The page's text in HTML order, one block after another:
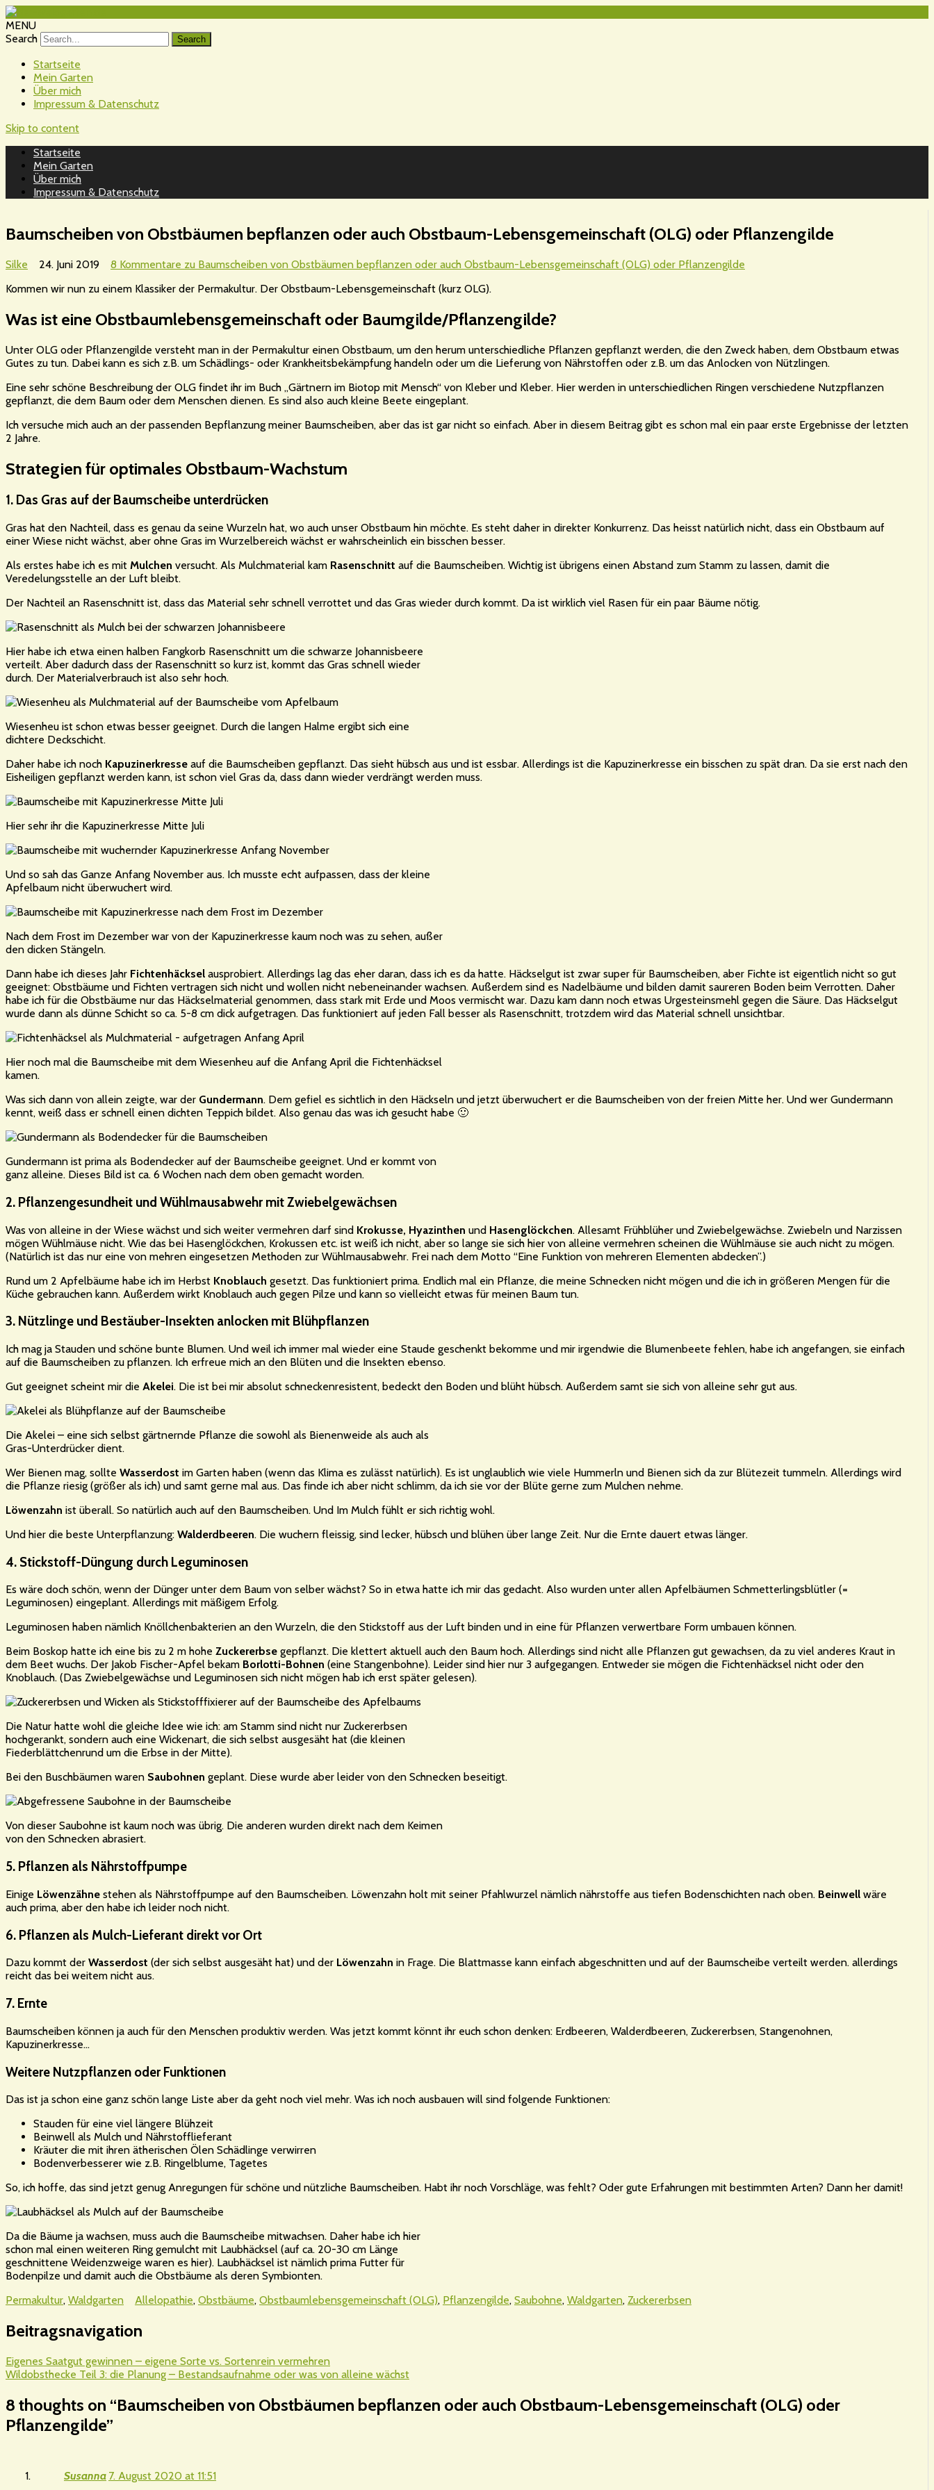
MENU
Search
Startseite
Mein Garten
Über mich
Impressum & Datenschutz
Skip to content
Startseite
Mein Garten
Über mich
Impressum & Datenschutz
Baumscheiben von Obstbäumen bepflanzen oder auch Obstbaum-Lebensgemeinschaft (OLG) oder Pflanzengilde
Silke 24. Juni 2019 8 Kommentare zu Baumscheiben von Obstbäumen bepflanzen oder auch Obstbaum-Lebensgemeinschaft (OLG) oder Pflanzengilde
Kommen wir nun zu einem Klassiker der Permakultur. Der Obstbaum-Lebensgemeinschaft (kurz OLG).
Was ist eine Obstbaumlebensgemeinschaft oder Baumgilde/Pflanzengilde?
Unter OLG oder Pflanzengilde versteht man in der Permakultur einen Obstbaum, um den herum unterschiedliche Pflanzen gepflanzt werden, die den Zweck haben, dem Obstbaum etwas
Gutes zu tun. Dabei kann es sich z.B. um Schädlings- oder Krankheitsbekämpfung handeln oder um die Lieferung von Nährstoffen oder z.B. um das Anlocken von Nützlingen.
Eine sehr schöne Beschreibung der OLG findet ihr im Buch „Gärtnern im Biotop mit Mensch“ von Kleber und Kleber. Hier werden in unterschiedlichen Ringen verschiedene Nutzpflanzen
gepflanzt, die dem Baum oder dem Menschen dienen. Es sind also auch kleine Beete eingeplant.
Ich versuche mich auch an der passenden Bepflanzung meiner Baumscheiben, aber das ist gar nicht so einfach. Aber in diesem Beitrag gibt es schon mal ein paar erste Ergebnisse der letzten
2 Jahre.
Strategien für optimales Obstbaum-Wachstum
1. Das Gras auf der Baumscheibe unterdrücken
Gras hat den Nachteil, dass es genau da seine Wurzeln hat, wo auch unser Obstbaum hin möchte. Es steht daher in direkter Konkurrenz. Das heisst natürlich nicht, dass ein Obstbaum auf
einer Wiese nicht wächst, aber ohne Gras im Wurzelbereich wächst er wahrscheinlich ein bisschen besser.
Als erstes habe ich es mit Mulchen versucht. Als Mulchmaterial kam Rasenschnitt auf die Baumscheiben. Wichtig ist übrigens einen Abstand zum Stamm zu lassen, damit die
Veredelungsstelle an der Luft bleibt.
Der Nachteil an Rasenschnitt ist, dass das Material sehr schnell verrottet und das Gras wieder durch kommt. Da ist wirklich viel Rasen für ein paar Bäume nötig.
Hier habe ich etwa einen halben Fangkorb Rasenschnitt um die schwarze Johannisbeere
verteilt. Aber dadurch dass der Rasenschnitt so kurz ist, kommt das Gras schnell wieder
durch. Der Materialverbrauch ist also sehr hoch.
Wiesenheu ist schon etwas besser geeignet. Durch die langen Halme ergibt sich eine
dichtere Deckschicht.
Daher habe ich noch Kapuzinerkresse auf die Baumscheiben gepflanzt. Das sieht hübsch aus und ist essbar. Allerdings ist die Kapuzinerkresse ein bisschen zu spät dran. Da sie erst nach den
Eisheiligen gepflanzt werden kann, ist schon viel Gras da, dass dann wieder verdrängt werden muss.
Hier sehr ihr die Kapuzinerkresse Mitte Juli
Und so sah das Ganze Anfang November aus. Ich musste echt aufpassen, dass der kleine
Apfelbaum nicht überwuchert wird.
Nach dem Frost im Dezember war von der Kapuzinerkresse kaum noch was zu sehen, außer
den dicken Stängeln.
Dann habe ich dieses Jahr Fichtenhäcksel ausprobiert. Allerdings lag das eher daran, dass ich es da hatte. Häckselgut ist zwar super für Baumscheiben, aber Fichte ist eigentlich nicht so gut
geeignet: Obstbäume und Fichten vertragen sich nicht und wollen nicht nebeneinander wachsen. Außerdem sind es Nadelbäume und bilden damit saureren Boden beim Verrotten. Daher
habe ich für die Obstbäume nur das Häckselmaterial genommen, dass stark mit Erde und Moos vermischt war. Dazu kam dann noch etwas Urgesteinsmehl gegen die Säure. Das Häckselgut
wurde dann als dünne Schicht so ca. 5-8 cm dick aufgetragen. Das funktioniert auf jeden Fall besser als Rasenschnitt, trotzdem wird das Material schnell unsichtbar.
Hier noch mal die Baumscheibe mit dem Wiesenheu auf die Anfang April die Fichtenhäcksel
kamen.
Was sich dann von allein zeigte, war der Gundermann. Dem gefiel es sichtlich in den Häckseln und jetzt überwuchert er die Baumscheiben von der freien Mitte her. Und wer Gundermann
kennt, weiß dass er schnell einen dichten Teppich bildet. Also genau das was ich gesucht habe 🙂
Gundermann ist prima als Bodendecker auf der Baumscheibe geeignet. Und er kommt von
ganz alleine. Dieses Bild ist ca. 6 Wochen nach dem oben gemacht worden.
2. Pflanzengesundheit und Wühlmausabwehr mit Zwiebelgewächsen
Was von alleine in der Wiese wächst und sich weiter vermehren darf sind Krokusse, Hyazinthen und Hasenglöckchen. Allesamt Frühblüher und Zwiebelgewächse. Zwiebeln und Narzissen
mögen Wühlmäuse nicht. Wie das bei Hasenglöckchen, Krokussen etc. ist weiß ich nicht, aber so lange sie sich hier von alleine vermehren scheinen die Wühlmäuse sie auch nicht zu mögen.
(Natürlich ist das nur eine von mehren eingesetzen Methoden zur Wühlmausabwehr. Frei nach dem Motto “Eine Funktion von mehreren Elementen abdecken”.)
Rund um 2 Apfelbäume habe ich im Herbst Knoblauch gesetzt. Das funktioniert prima. Endlich mal ein Pflanze, die meine Schnecken nicht mögen und die ich in größeren Mengen für die
Küche gebrauchen kann. Außerdem wirkt Knoblauch auch gegen Pilze und kann so vielleicht etwas für meinen Baum tun.
3. Nützlinge und Bestäuber-Insekten anlocken mit Blühpflanzen
Ich mag ja Stauden und schöne bunte Blumen. Und weil ich immer mal wieder eine Staude geschenkt bekomme und mir irgendwie die Blumenbeete fehlen, habe ich angefangen, sie einfach
auf die Baumscheiben zu pflanzen. Ich erfreue mich an den Blüten und die Insekten ebenso.
Gut geeignet scheint mir die Akelei. Die ist bei mir absolut schneckenresistent, bedeckt den Boden und blüht hübsch. Außerdem samt sie sich von alleine sehr gut aus.
Die Akelei – eine sich selbst gärtnernde Pflanze die sowohl als Bienenweide als auch als
Gras-Unterdrücker dient.
Wer Bienen mag, sollte Wasserdost im Garten haben (wenn das Klima es zulässt natürlich). Es ist unglaublich wie viele Hummerln und Bienen sich da zur Blütezeit tummeln. Allerdings wird
die Pflanze riesig (größer als ich) und samt gerne mal aus. Das finde ich aber nicht schlimm, da ich sie vor der Blüte gerne zum Mulchen nehme.
Löwenzahn ist überall. So natürlich auch auf den Baumscheiben. Und Im Mulch fühlt er sich richtig wohl.
Und hier die beste Unterpflanzung: Walderdbeeren. Die wuchern fleissig, sind lecker, hübsch und blühen über lange Zeit. Nur die Ernte dauert etwas länger.
4. Stickstoff-Düngung durch Leguminosen
Es wäre doch schön, wenn der Dünger unter dem Baum von selber wächst? So in etwa hatte ich mir das gedacht. Also wurden unter allen Apfelbäumen Schmetterlingsblütler (=
Leguminosen) eingeplant. Allerdings mit mäßigem Erfolg.
Leguminosen haben nämlich Knöllchenbakterien an den Wurzeln, die den Stickstoff aus der Luft binden und in eine für Pflanzen verwertbare Form umbauen können.
Beim Boskop hatte ich eine bis zu 2 m hohe Zuckererbse gepflanzt. Die klettert aktuell auch den Baum hoch. Allerdings sind nicht alle Pflanzen gut gewachsen, da zu viel anderes Kraut in
dem Beet wuchs. Der Jakob Fischer-Apfel bekam Borlotti-Bohnen (eine Stangenbohne). Leider sind hier nur 3 aufgegangen. Entweder sie mögen die Fichtenhäcksel nicht oder den
Knoblauch. (Das Zwiebelgewächse und Leguminosen sich nicht mögen hab ich erst später gelesen).
Die Natur hatte wohl die gleiche Idee wie ich: am Stamm sind nicht nur Zuckererbsen
hochgerankt, sondern auch eine Wickenart, die sich selbst ausgesäht hat (die kleinen
Fiederblättchenrund um die Erbse in der Mitte).
Bei den Buschbäumen waren Saubohnen geplant. Diese wurde aber leider von den Schnecken beseitigt.
Von dieser Saubohne ist kaum noch was übrig. Die anderen wurden direkt nach dem Keimen
von den Schnecken abrasiert.
5. Pflanzen als Nährstoffpumpe
Einige Löwenzähne stehen als Nährstoffpumpe auf den Baumscheiben. Löwenzahn holt mit seiner Pfahlwurzel nämlich nährstoffe aus tiefen Bodenschichten nach oben. Beinwell wäre
auch prima, aber den habe ich leider noch nicht.
6. Pflanzen als Mulch-Lieferant direkt vor Ort
Dazu kommt der Wasserdost (der sich selbst ausgesäht hat) und der Löwenzahn in Frage. Die Blattmasse kann einfach abgeschnitten und auf der Baumscheibe verteilt werden. allerdings
reicht das bei weitem nicht aus.
7. Ernte
Baumscheiben können ja auch für den Menschen produktiv werden. Was jetzt kommt könnt ihr euch schon denken: Erdbeeren, Walderdbeeren, Zuckererbsen, Stangenohnen,
Kapuzinerkresse…
Weitere Nutzpflanzen oder Funktionen
Das ist ja schon eine ganz schön lange Liste aber da geht noch viel mehr. Was ich noch ausbauen will sind folgende Funktionen:
Stauden für eine viel längere Blühzeit
Beinwell als Mulch und Nährstofflieferant
Kräuter die mit ihren ätherischen Ölen Schädlinge verwirren
Bodenverbesserer wie z.B. Ringelblume, Tagetes
So, ich hoffe, das sind jetzt genug Anregungen für schöne und nützliche Baumscheiben. Habt ihr noch Vorschläge, was fehlt? Oder gute Erfahrungen mit bestimmten Arten? Dann her damit!
Da die Bäume ja wachsen, muss auch die Baumscheibe mitwachsen. Daher habe ich hier
schon mal einen weiteren Ring gemulcht mit Laubhäcksel (auf ca. 20-30 cm Länge
geschnittene Weidenzweige waren es hier). Laubhäcksel ist nämlich prima Futter für
Bodenpilze und damit auch die Obstbäume als deren Symbionten.
Permakultur, Waldgarten Allelopathie, Obstbäume, Obstbaumlebensgemeinschaft (OLG), Pflanzengilde, Saubohne, Waldgarten, Zuckererbsen
Beitragsnavigation
Eigenes Saatgut gewinnen – eigene Sorte vs. Sortenrein vermehren
Wildobsthecke Teil 3: die Planung – Bestandsaufnahme oder was von alleine wächst
8 thoughts on “Baumscheiben von Obstbäumen bepflanzen oder auch Obstbaum-Lebensgemeinschaft (OLG) oder
Pflanzengilde”
Susanna 7. August 2020 at 11:51